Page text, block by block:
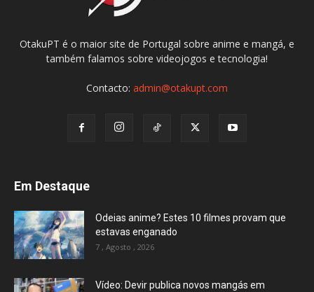
OtakuPT é o maior site de Portugal sobre anime e mangá, e
também falamos sobre videojogos e tecnologia!
Contacto: admin@otakupt.com
Em Destaque
Odeias anime? Estes 10 filmes provam que
estavas enganado
7 , Agosto , 2026
Vídeo: Devir publica novos mangás em